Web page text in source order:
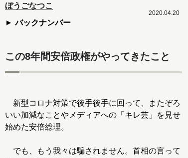
ぼうごなつこ
バックナンバー
2020.04.20
この8年間安倍政権がやってきたこと
新型コロナ対策で後手後手に回って、またぞろ
いい加減なことやメディアへの「キレ芸」を見せ
始めた安倍総理。
でも、もう我々は騙されません。首相の言って